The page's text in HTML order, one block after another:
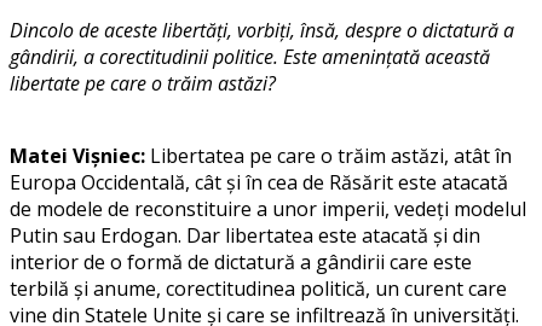
Dincolo de aceste libertăți, vorbiți, însă, despre o dictatură a
gândirii, a corectitudinii politice. Este amenințată această
libertate pe care o trăim astăzi?
Matei Vișniec: Libertatea pe care o trăim astăzi, atât în
Europa Occidentală, cât și în cea de Răsărit este atacată
de modele de reconstituire a unor imperii, vedeți modelul
Putin sau Erdogan. Dar libertatea este atacată și din
interior de o formă de dictatură a gândirii care este
terbilă și anume, corectitudinea politică, un curent care
vine din Statele Unite și care se infiltrează în universități.